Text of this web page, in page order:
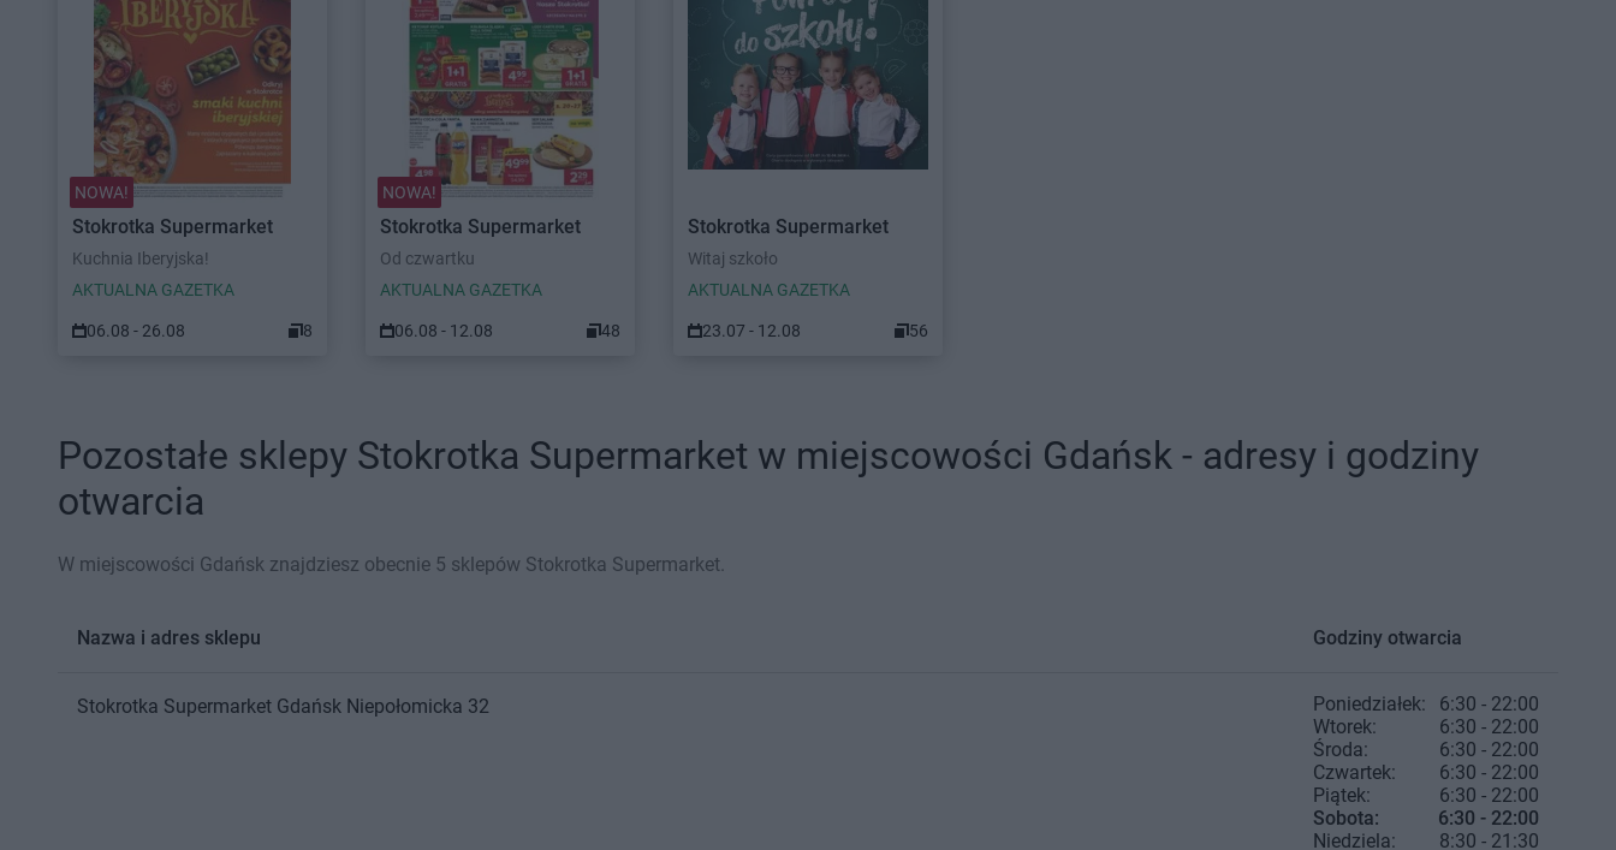
NOWA!
Stokrotka Supermarket
Kuchnia Iberyjska!
AKTUALNA GAZETKA
06.08 - 26.08 8
NOWA!
Stokrotka Supermarket
Od czwartku
AKTUALNA GAZETKA
06.08 - 12.08 48
Stokrotka Supermarket
Witaj szkoło
AKTUALNA GAZETKA
23.07 - 12.08 56
Pozostałe sklepy Stokrotka Supermarket w miejscowości Gdańsk - adresy i godziny
otwarcia
W miejscowości Gdańsk znajdziesz obecnie 5 sklepów Stokrotka Supermarket.
Nazwa i adres sklepu Godziny otwarcia
Stokrotka Supermarket Gdańsk Niepołomicka 32 Poniedziałek:
6:30 - 22:00
Wtorek:
6:30 - 22:00
Środa:
6:30 - 22:00
Czwartek:
6:30 - 22:00
Piątek:
6:30 - 22:00
Sobota:
6:30 - 22:00
Niedziela:
8:30 - 21:30